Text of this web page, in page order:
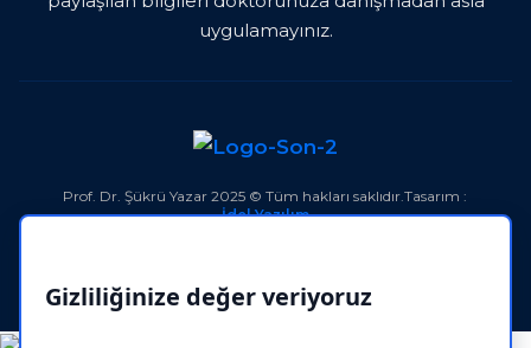
uygulamayınız.
Prof. Dr. Şükrü Yazar 2025 © Tüm hakları saklıdır.Tasarım :
İdel Yazılım
Gizliliğinize değer veriyoruz